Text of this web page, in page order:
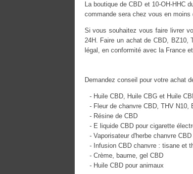
La boutique de CBD et 10-OH-HHC
commande sera chez vous en moins
Si vous souhaitez vous faire livrer
24H. Faire un achat de CBD, BZ10,
légal, en conformité avec la France
Demandez conseil pour votre achat
- Huile CBD, Huile CBG et Huile
- Fleur de chanvre CBD, THV N10,
- Résine de CBD
- E liquide CBD pour cigarette
- Vaporisateur d'herbe chanvre CBD
- Infusion CBD chanvre : tisane et
- Crème, baume, gel CBD
- Huile CBD pour animaux